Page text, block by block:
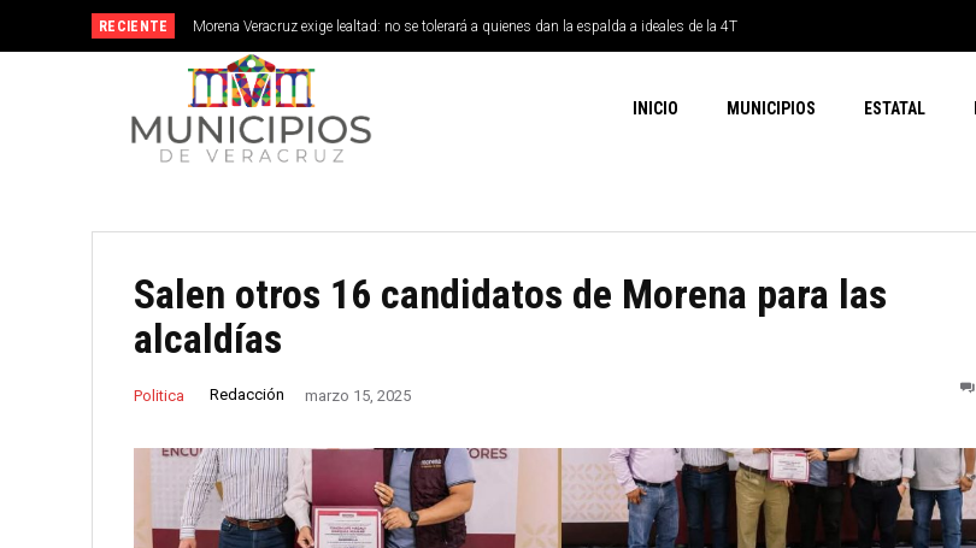
RECIENTE Morena Veracruz exige lealtad: no se tolerará a quienes dan la espalda a ideales de la 4T
INICIO MUNICIPIOS ESTATAL
Salen otros 16 candidatos de Morena para las
alcaldías
Politica Redacción marzo 15, 2025